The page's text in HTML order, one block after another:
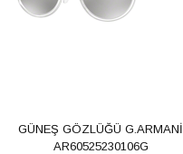
GÜNEŞ GÖZLÜĞÜ G.ARMANİ
AR60525230106G